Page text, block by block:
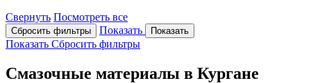
Свернуть Посмотреть все
Сбросить фильтры Показать Показать
Показать Сбросить фильтры
Смазочные материалы в Кургане